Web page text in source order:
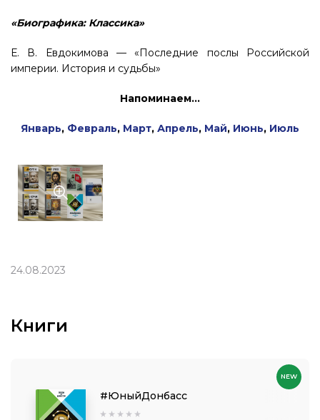
«Биографика: Классика»
Е. В. Евдокимова — «Последние послы Российской
империи. История и судьбы»
Напоминаем…
Январь, Февраль, Март, Апрель, Май, Июнь, Июль
24.08.2023
Книги
#ЮныйДонбасс
NEW